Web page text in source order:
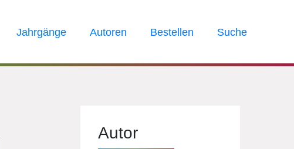
Jahrgänge Autoren Bestellen Suche
Autor